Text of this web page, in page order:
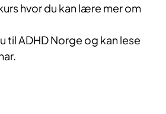
hvor du kan lære mer om
til ADHD Norge og kan lese